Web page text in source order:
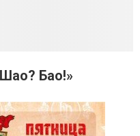
Бао!»